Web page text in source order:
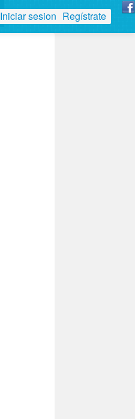
Iniciar sesion Regístrate